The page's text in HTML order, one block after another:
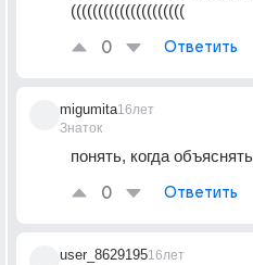
(((((((((((((((((((((
0 Ответить
migumita
Знаток
16лет
понять, когда
0 Ответить
user_862919516лет